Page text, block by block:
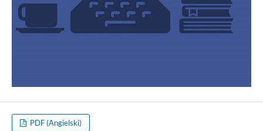
PDF (Angielski)